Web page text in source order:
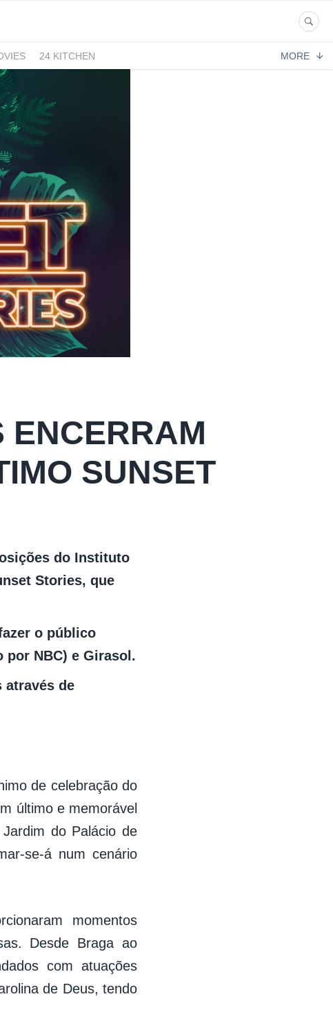
24 KITCHEN
MORE
ENCERRAM
SUNSET
do Instituto
Stories, que
o público
por NBC) e Girasol.
através de
de celebração do
último e memorável
do Palácio de
se-á num cenário
momentos
Desde Braga ao
com atuações
de Deus, tendo